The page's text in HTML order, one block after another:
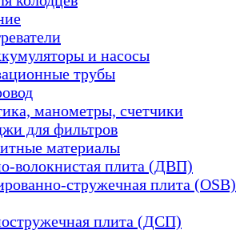
и насосы
трубы
манометры, счетчики
для фильтров
материалы
волокнистая плита (ДВП)
стружечная плита (OSB)
плита (ДСП)